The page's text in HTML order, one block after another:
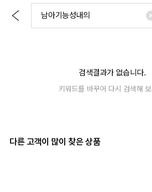
검색결과가 없습니다.
키워드를 바꾸어 다시 검색해
다른 고객이 많이 찾은 상품